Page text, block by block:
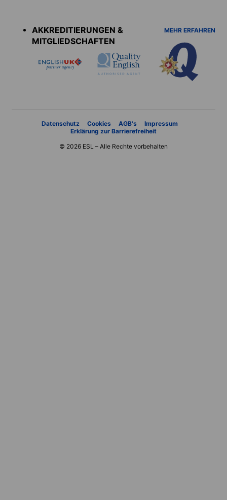
AKKREDITIERUNGEN &
MITGLIEDSCHAFTEN
MEHR ERFAHREN
Datenschutz Cookies AGB's
Impressum
Erklärung zur Barrierefreiheit
© 2026 ESL – Alle Rechte vorbehalten